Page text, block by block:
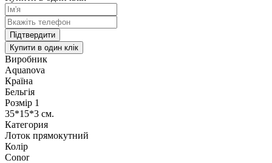
Підтвердити
Купити в один клік
Виробник
Aquanova
Країна
Бельгія
Розмір 1
35*15*3 см.
Категория
Лоток прямокутний
Колір
Conor